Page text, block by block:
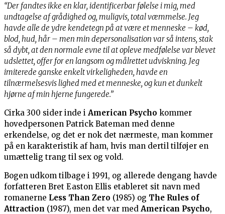
“Der fandtes ikke en klar, identificerbar følelse i mig, med
undtagelse af grådighed og, muligvis, total væmmelse. Jeg
havde alle de ydre kendetegn på at være et menneske – kød,
blod, hud, hår – men min depersonalisation var så intens, stak
så dybt, at den normale evne til at opleve medfølelse var blevet
udslettet, offer for en langsom og målrettet udviskning. Jeg
imiterede ganske enkelt virkeligheden, havde en
tilnærmelsesvis lighed med et menneske, og kun et dunkelt
hjørne af min hjerne fungerede.”
Cirka 300 sider inde i American Psycho kommer
hovedpersonen Patrick Bateman med denne
erkendelse, og det er nok det nærmeste, man kommer
på en karakteristik af ham, hvis man dertil tilføjer en
umættelig trang til sex og vold.
Bogen udkom tilbage i 1991, og allerede dengang havde
forfatteren Bret Easton Ellis etableret sit navn med
romanerne Less Than Zero (1985) og The Rules of
Attraction (1987), men det var med American Psycho,